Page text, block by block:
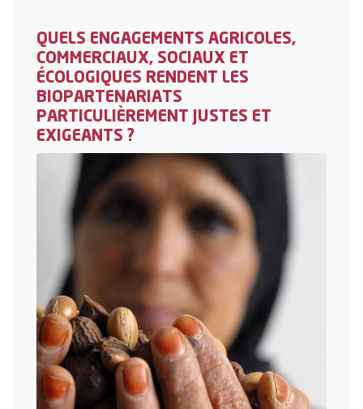
QUELS ENGAGEMENTS AGRICOLES,
COMMERCIAUX, SOCIAUX ET
ÉCOLOGIQUES RENDENT LES
BIOPARTENARIATS
PARTICULIÈREMENT JUSTES ET
EXIGEANTS ?